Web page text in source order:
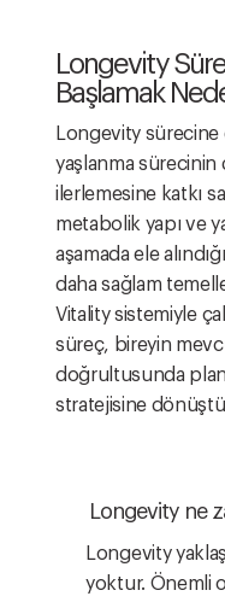
Longevity
yaşlanma
ilerlemesine katkı
metabolik yapı ve
aşamada ele
daha sağlam
Vitality sistemiyle
süreç, bireyin
doğrultusunda
stratejisine
Longevity
Başlamak
Longevity ne
Longevity
yoktur. Önemli